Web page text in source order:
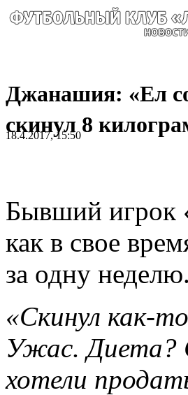
Джанашия: «Ел
скинул 8
18.4.2017, 15:50
Бывший игрок
как в свое
за одну неделю.
«Скинул как-
Ужас. Диета?
хотели